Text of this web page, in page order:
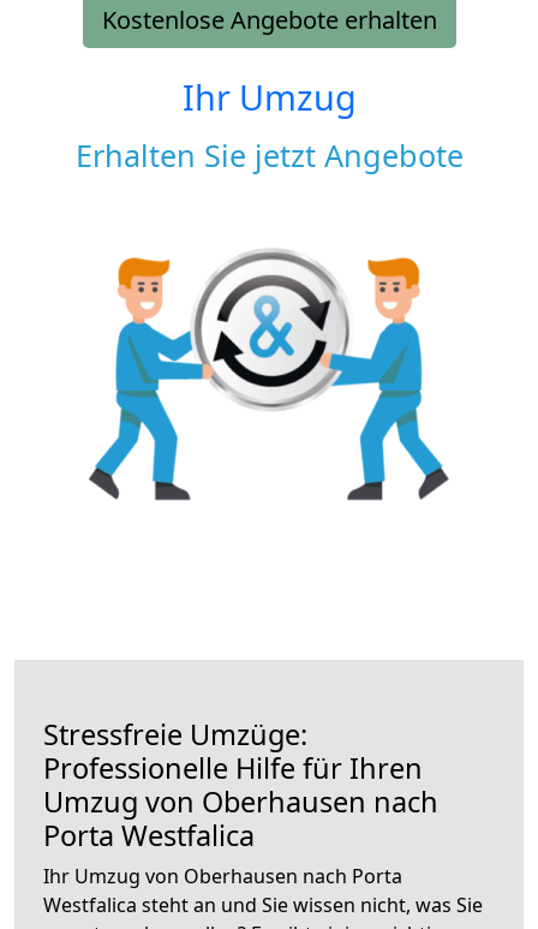
Kostenlose Angebote erhalten
Ihr Umzug
Erhalten Sie jetzt Angebote
Stressfreie Umzüge:
Professionelle Hilfe für Ihren
Umzug von Oberhausen nach
Porta Westfalica
Ihr Umzug von Oberhausen nach Porta
Westfalica steht an und Sie wissen nicht, was Sie